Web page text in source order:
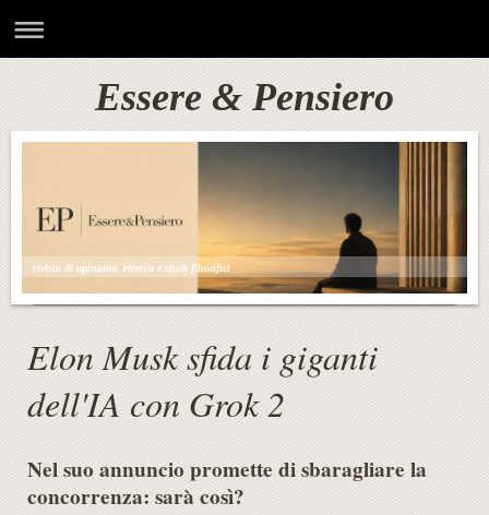
Essere & Pensiero
rivista di opinione, ricerca e studi filosofici
Elon Musk sfida i giganti
dell'IA con Grok 2
Nel suo annuncio promette di sbaragliare la
concorrenza: sarà così?